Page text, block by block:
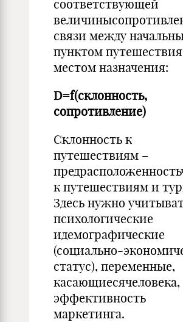
соответствующей
связи между
пунктом
местом назначения:
D=f(склонность,
сопротивление)
Склонность к
путешествиям –
к путешествиям и
Здесь нужно
психологические
идемографические
(социально-
статус), переменные,
касающиесячеловека,
эффективность
маркетинга.